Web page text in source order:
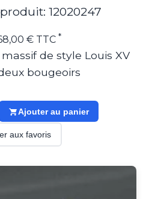
12020247
€ TTC *
de style Louis XV
bougeoirs
Ajouter au panier
aux favoris